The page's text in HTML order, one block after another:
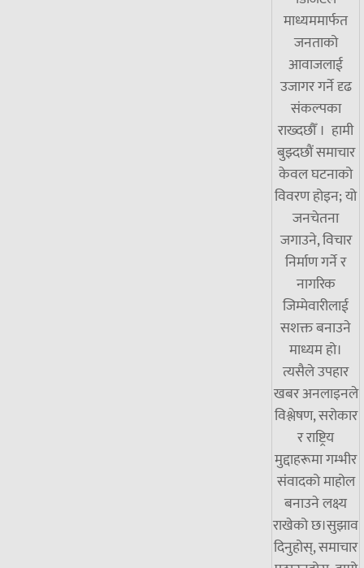
माध्यममार्फत
जनताको
आवाजलाई
उजागर गर्ने दृढ
संकल्पका
राख्दछौँ । हामी
बुझ्दछौं समाचार
केवल घटनाको
विवरण होइन; यो
जनचेतना
जगाउने, विचार
निर्माण गर्ने र
नागरिक
जिम्मेवारीलाई
सशक्त बनाउने
माध्यम हो।
त्यसैले उपहार
खबर अनलाइनले
विश्लेषण, सरोकार
र राष्ट्रिय
मुद्दाहरूमा गम्भीर
संवादको माहोल
बनाउने लक्ष्य
राखेको छ।सुझाव
दिनुहोस्, समाचार